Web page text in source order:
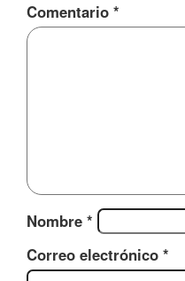
Comentario *
Nombre *
Correo electrónico *